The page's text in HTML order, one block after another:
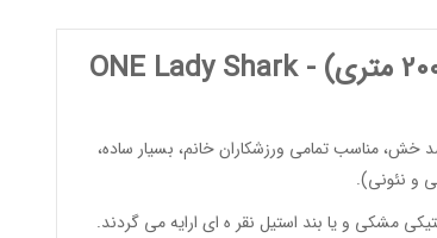
ONE LadyShark
خش، مناسب تمامی ورزشکاران خانم، بسیار ساده،
و نئونی).
مشکی و یا بند استیل نقر ه ای ارایه می گردند.